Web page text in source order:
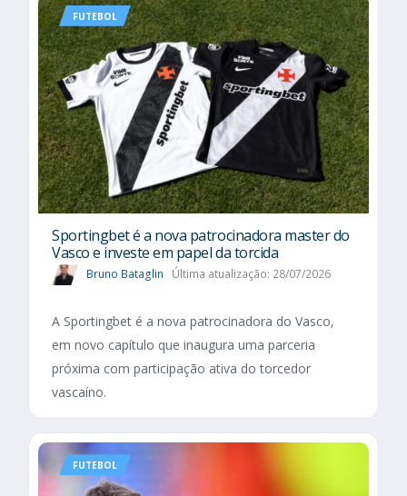
FUTEBOL
Sportingbet é a nova patrocinadora master do
Vasco e investe em papel da torcida
Bruno Bataglin Última atualização: 28/07/2026
A Sportingbet é a nova patrocinadora do Vasco,
em novo capítulo que inaugura uma parceria
próxima com participação ativa do torcedor
vascaíno.
FUTEBOL